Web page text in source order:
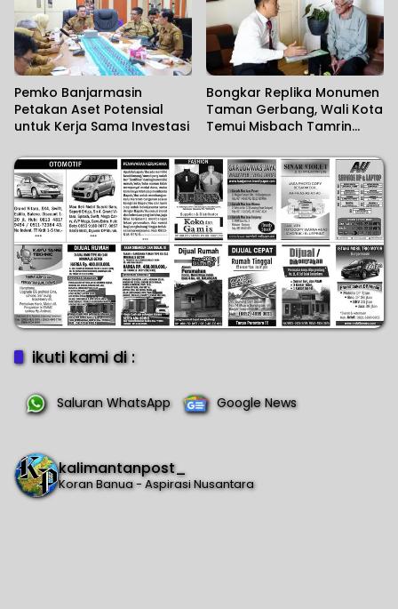
Pemko Banjarmasin
Petakan Aset Potensial
untuk Kerja Sama Investasi
Bongkar Replika Monumen
Taman Gerbang, Wali Kota
Temui Misbach Tamrin
Maaf
ikuti kami di :
Saluran WhatsApp Google News
kalimantanpost_
Koran Banua - Aspirasi Nusantara